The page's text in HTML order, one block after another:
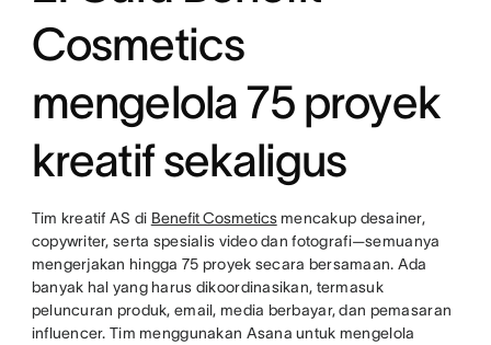
Cosmetics
mengelola 75 proyek
kreatif sekaligus
Tim kreatif AS di Benefit Cosmeticsmencakup desainer,
copywriter, serta spesialis video dan fotografi—semuanya
mengerjakan hingga 75 proyek secara bersamaan. Ada
banyak hal yang harus dikoordinasikan, termasuk
peluncuran produk, email, media berbayar, dan pemasaran
influencer. Tim menggunakan Asana untuk mengelola